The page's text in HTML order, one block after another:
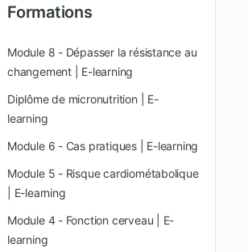
Formations
Module 8 - Dépasser la résistance au
changement | E-learning
Diplôme de micronutrition | E-
learning
Module 6 - Cas pratiques | E-learning
Module 5 - Risque cardiométabolique
| E-learning
Module 4 - Fonction cerveau | E-
learning